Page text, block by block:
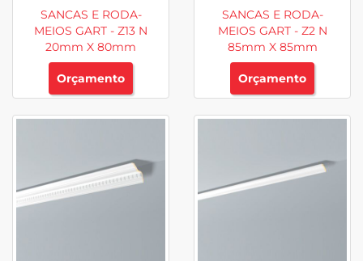
SANCAS E RODA-
MEIOS GART - Z13 N
20mm X 80mm
Orçamento
SANCAS E RODA-
MEIOS GART - Z2 N
85mm X 85mm
Orçamento